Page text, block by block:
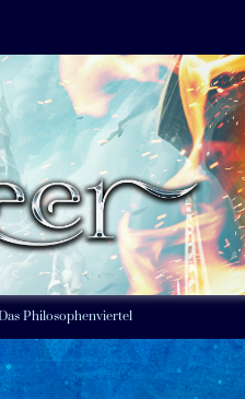
Philosophenviertel